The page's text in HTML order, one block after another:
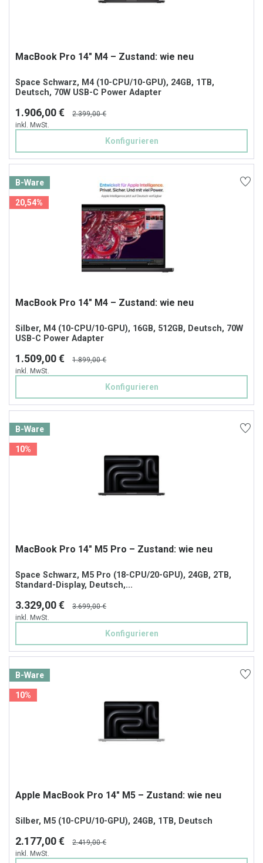
MacBook Pro 14" M4 – Zustand: wie neu
Space Schwarz, M4 (10-CPU/10-GPU), 24GB, 1TB,
Deutsch, 70W USB-C Power Adapter
1.906,00 €
2.399,00 €
inkl. MwSt.
Konfigurieren
B-Ware
20,54%
MacBook Pro 14" M4 – Zustand: wie neu
Silber, M4 (10-CPU/10-GPU), 16GB, 512GB, Deutsch, 70W
USB-C Power Adapter
1.509,00 €
1.899,00 €
inkl. MwSt.
Konfigurieren
B-Ware
10%
MacBook Pro 14" M5 Pro – Zustand: wie neu
Space Schwarz, M5 Pro (18-CPU/20-GPU), 24GB, 2TB,
Standard-Display, Deutsch,...
3.329,00 €
3.699,00 €
inkl. MwSt.
Konfigurieren
B-Ware
10%
Apple MacBook Pro 14" M5 – Zustand: wie neu
Silber, M5 (10-CPU/10-GPU), 24GB, 1TB, Deutsch
2.177,00 €
2.419,00 €
inkl. MwSt.